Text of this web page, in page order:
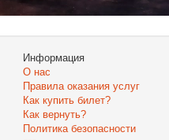
Информация
О нас
Правила оказания услуг
Как купить билет?
Как вернуть?
Политика безопасности